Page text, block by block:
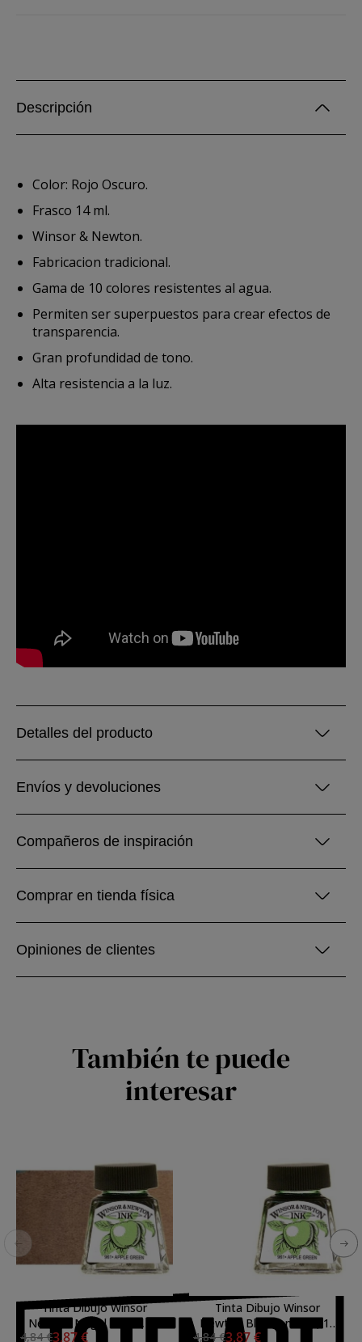
Descripción
Color: Rojo Oscuro.
Frasco 14 ml.
Winsor & Newton.
Fabricacion tradicional.
Gama de 10 colores resistentes al agua.
Permiten ser superpuestos para crear efectos de
transparencia.
Gran profundidad de tono.
Alta resistencia a la luz.
Detalles del producto
Envíos y devoluciones
Compañeros de inspiración
Comprar en tienda física
Opiniones de clientes
También te puede
interesar
Tinta Dibujo Winsor
Newton Nogal n. 441, 14
ml.
4,84 €3,87 €
Tinta Dibujo Winsor
Newton Blanco n. 702, 14
ml.
4,84 €3,87 €